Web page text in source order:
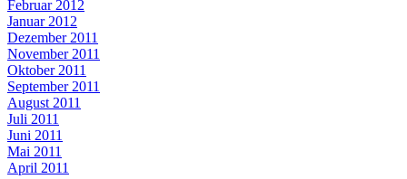
Februar 2012
Januar 2012
Dezember 2011
November 2011
Oktober 2011
September 2011
August 2011
Juli 2011
Juni 2011
Mai 2011
April 2011